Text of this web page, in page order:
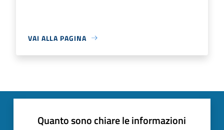
VAI ALLA PAGINA
Quanto sono chiare le informazioni